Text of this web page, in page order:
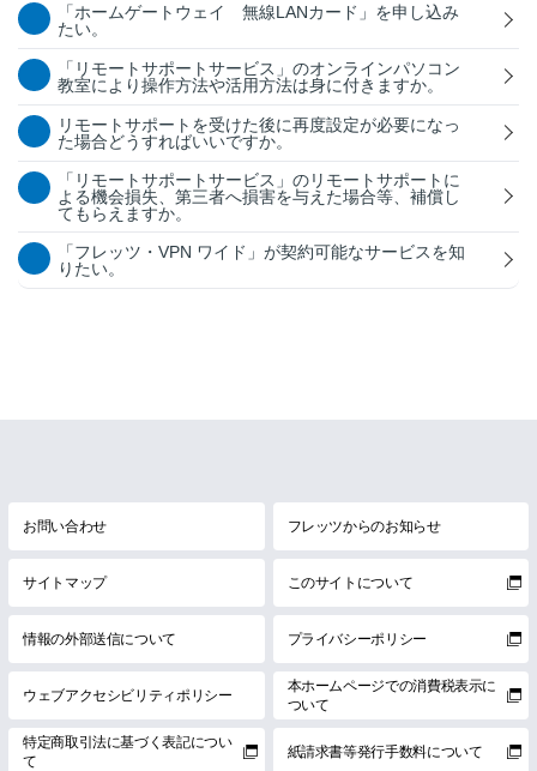
「ホームゲートウェイ 無線LANカード」を申し込み
たい。
「リモートサポートサービス」のオンラインパソコン
教室により操作方法や活用方法は身に付きますか。
リモートサポートを受けた後に再度設定が必要になっ
た場合どうすればいいですか。
「リモートサポートサービス」のリモートサポートに
よる機会損失、第三者へ損害を与えた場合等、補償し
てもらえますか。
「フレッツ・VPN ワイド」が契約可能なサービスを知
りたい。
お問い合わせ フレッツからのお知らせ
サイトマップ このサイトについて
情報の外部送信について プライバシーポリシー
ウェブアクセシビリティポリシー
本ホームページでの消費税表示に
ついて
特定商取引法に基づく表記につい
て
紙請求書等発行手数料について